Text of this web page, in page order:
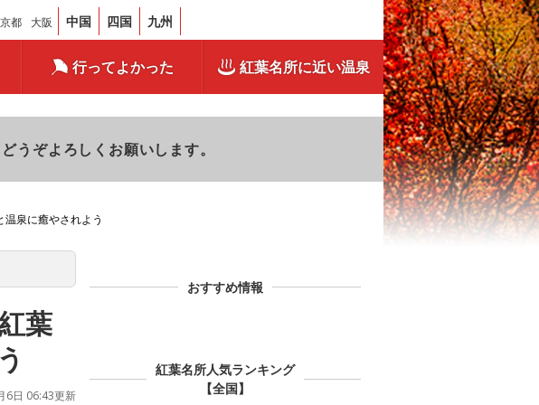
京都 大阪 中国 四国 九州
行ってよかった 紅葉名所に近い温泉
うぞよろしくお願いします。
泉に癒やされよう
葉
6日 06:43更新
おすすめ情報
紅葉名所人気ランキング
【全国】